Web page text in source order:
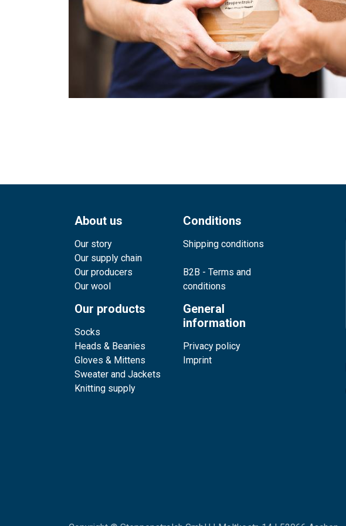
About us
Our story
Our supply chain
Our producers
Our wool
Conditions
Shipping conditions
B2B - Terms and
conditions
Our products
Socks
Heads & Beanies
Gloves & Mittens
Sweater and Jackets
Knitting supply
General
information
Privacy policy
Imprint